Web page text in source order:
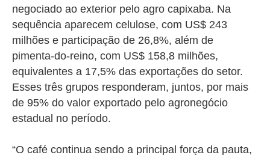
negociado ao exterior pelo agro capixaba. Na
sequência aparecem celulose, com US$ 243
milhões e participação de 26,8%, além de
pimenta-do-reino, com US$ 158,8 milhões,
equivalentes a 17,5% das exportações do setor.
Esses três grupos responderam, juntos, por mais
de 95% do valor exportado pelo agronegócio
estadual no período.
“O café continua sendo a principal força da pauta,